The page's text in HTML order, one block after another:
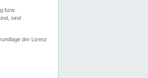
bzw.
sind
der Lizenz